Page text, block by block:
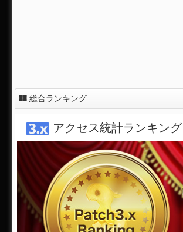
総合ランキング
アクセス統計ランキング